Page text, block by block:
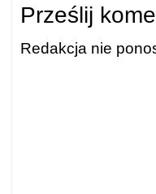
Prześlij
Redakcja nie